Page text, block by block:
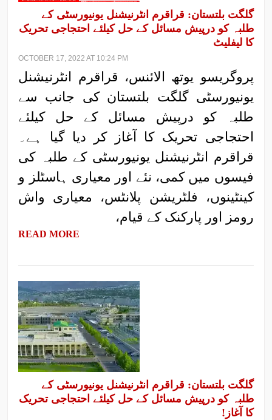
گلگت بلتستان: قراقرم انٹرنیشنل یونیورسٹی کے
طلبہ کو درپیش مسائل کے حل کیلئے احتجاجی تحریک
کا لیفلیٹ
OCTOBER 17, 2022 AT 10:24 PM
پروگریسو یوتھ الائنس، قراقرم انٹرنیشنل
یونیورسٹی گلگت بلتستان کی جانب سے
طلبہ کو درپیش مسائل کے حل کیلئے
احتجاجی تحریک کا آغاز کر دیا گیا ہے۔
قراقرم انٹرنیشنل یونیورسٹی کے طلبہ کی
فیسوں میں کمی، نئے اور معیاری ہاسٹلز و
کینٹینوں، فلٹریشن پلانٹس، معیاری واش
رومز اور پارکنک کے قیام،
READ MORE
گلگت بلتستان: قراقرم انٹرنیشنل یونیورسٹی کے
طلبہ کو درپیش مسائل کے حل کیلئے احتجاجی تحریک
کا آغاز!